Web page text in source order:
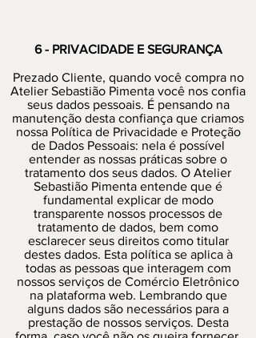
6 - PRIVACIDADE E SEGURANÇA
Prezado Cliente, quando você compra no
Atelier Sebastião Pimenta você nos confia
seus dados pessoais. É pensando na
manutenção desta confiança que criamos
nossa Política de Privacidade e Proteção
de Dados Pessoais: nela é possível
entender as nossas práticas sobre o
tratamento dos seus dados. O Atelier
Sebastião Pimenta entende que é
fundamental explicar de modo
transparente nossos processos de
tratamento de dados, bem como
esclarecer seus direitos como titular
destes dados. Esta política se aplica à
todas as pessoas que interagem com
nossos serviços de Comércio Eletrônico
na plataforma web. Lembrando que
alguns dados são necessários para a
prestação de nossos serviços. Desta